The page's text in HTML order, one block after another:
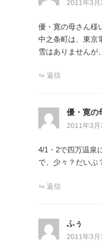
2011年3
優・寛の母さん様
中之条町は、東京
雪はありませんが
返信
優・寛の
2011年3
4/1・2で四万温泉
で、少々？だいぶ
返信
ふぅ
2011年3